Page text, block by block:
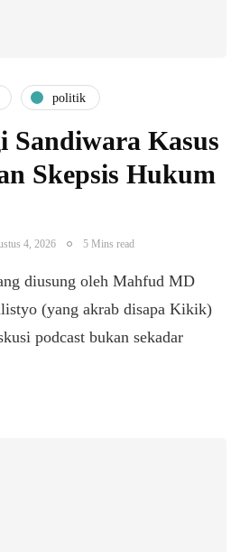
politik
Sandiwara Kasus
Skepsis Hukum
4, 2026 5 Mins read
diusung oleh Mahfud MD
(yang akrab disapa Kikik)
podcast bukan sekadar